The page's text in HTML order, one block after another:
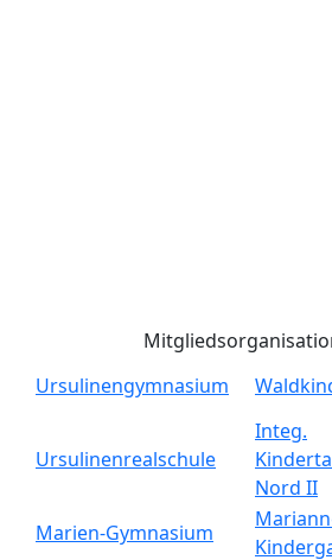
Ursulinengymnasium
Ursulinenrealschule
Integ.
Nord II
Marien-Gymnasium